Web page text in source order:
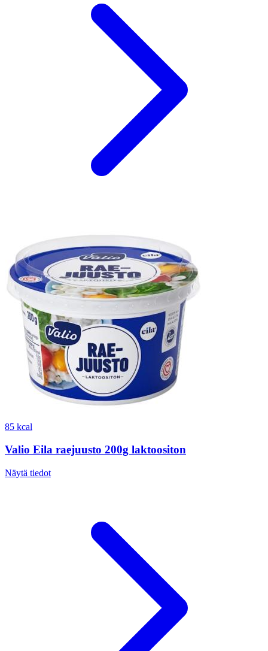
85 kcal
Valio Eila raejuusto 200g laktoositon
Näytä tiedot